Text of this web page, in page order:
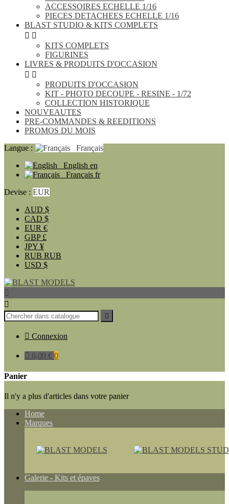
ACCESSOIRES ECHELLE 1/16
PIECES DETACHEES ECHELLE 1/16
BLAST STUDIO & KITS COMPLETS
 
KITS COMPLETS
FIGURINES
LIVRES & PRODUITS D'OCCASION
 
PRODUITS D'OCCASION
KIT - PHOTO DECOUPE - RESINE - 1/72
COLLECTION HISTORIQUE
NOUVEAUTES
PRE-COMMANDES & REEDITIONS
PROMOS DU MOIS
Langue :
Français
English en
Français fr
Devise : EUR
AUD $
CAD $
EUR €
GBP £
JPY ¥
RUB RUB
USD $



 Connexion
 0,00 € 0
Panier
Il n'y a plus d'articles dans votre panier
Home
Marques
Galerie - Kits et épaves